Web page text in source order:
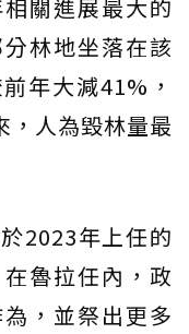
關進展最大的
林地坐落在該
年大減41%，
，人為毀林量最
2023年上任的
魯拉任內，政
，並祭出更多